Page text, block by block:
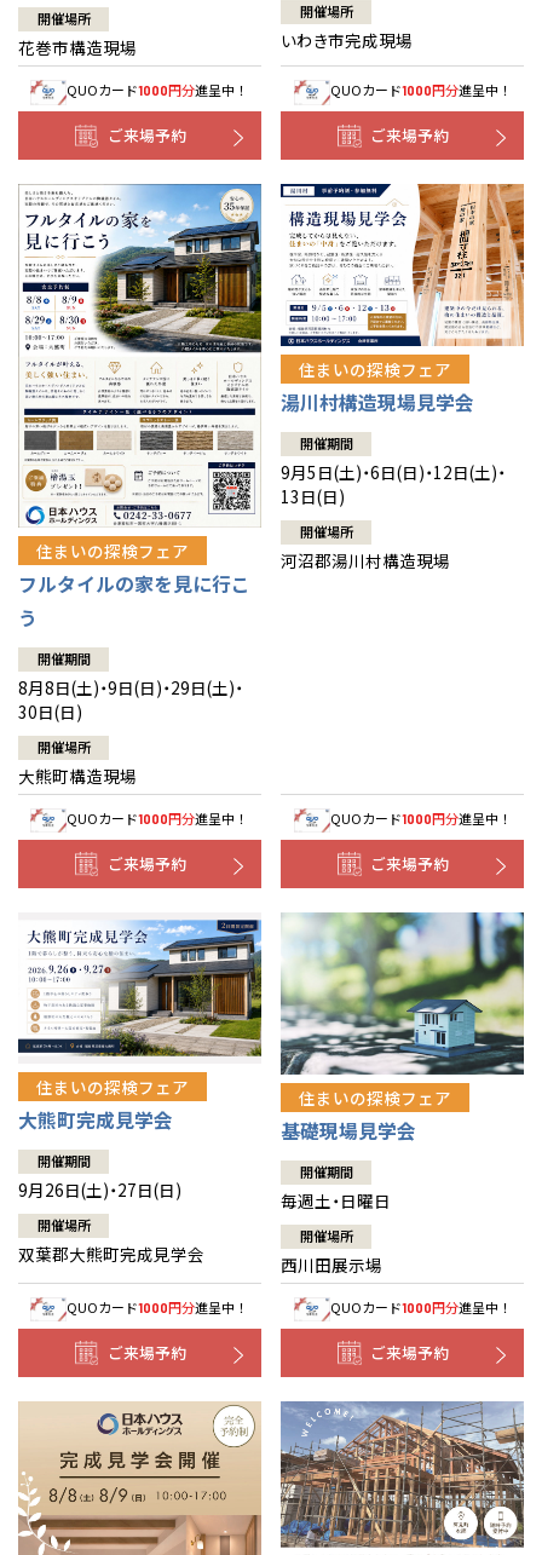
開催場所
花巻市構造現場
QUOカード1000円分進呈中！
ご来場予約
開催場所
いわき市完成現場
QUOカード1000円分進呈中！
ご来場予約
住まいの探検フェア
フルタイルの家を見に行こ
う
開催期間
8月8日(土)・9日(日)・29日(土)・
30日(日)
開催場所
大熊町構造現場
QUOカード1000円分進呈中！
ご来場予約
住まいの探検フェア
湯川村構造現場見学会
開催期間
9月5日(土)・6日(日)・12日(土)・
13日(日)
開催場所
河沼郡湯川村構造現場
QUOカード1000円分進呈中！
ご来場予約
住まいの探検フェア
大熊町完成見学会
開催期間
9月26日(土)・27日(日)
開催場所
双葉郡大熊町完成見学会
QUOカード1000円分進呈中！
ご来場予約
住まいの探検フェア
基礎現場見学会
開催期間
毎週土・日曜日
開催場所
西川田展示場
QUOカード1000円分進呈中！
ご来場予約